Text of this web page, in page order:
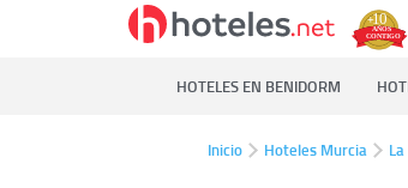
HOTELES EN BENIDORM
Inicio Hoteles Murcia